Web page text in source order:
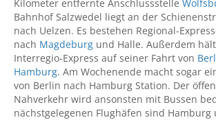
Kilometer entfernte Anschlussstelle
Bahnhof Salzwedel liegt an der
nach Uelzen. Es bestehen Regional-
nach Magdeburg und Halle. Außerdem
Interregio-Express auf seiner Fahrt von
Hamburg. Am Wochenende macht sogar
von Berlin nach Hamburg Station. Der
Nahverkehr wird ansonsten mit Bussen
nächstgelegenen Flughäfen sind Hamburg